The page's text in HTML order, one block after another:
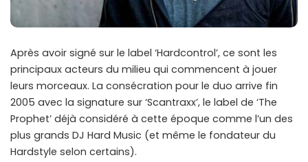
Après avoir signé sur le label ‘Hardcontrol’, ce sont les
principaux acteurs du milieu qui commencent à jouer
leurs morceaux. La consécration pour le duo arrive fin
2005 avec la signature sur ‘Scantraxx’, le label de ‘The
Prophet’ déjà considéré à cette époque comme l’un des
plus grands DJ Hard Music (et même le fondateur du
Hardstyle selon certains).